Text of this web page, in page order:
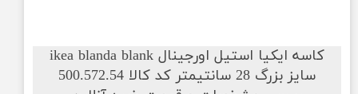
کاسه ایکیا استیل اورجینال ikea blanda blank
سایز بزرگ 28 سانتیمتر کد کالا 500.572.54